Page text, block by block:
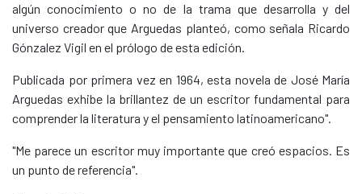
algún conocimiento o no de la trama que desarrolla y del
universo creador que Arguedas planteó, como señala Ricardo
Gónzalez Vigil en el prólogo de esta edición.
Publicada por primera vez en 1964, esta novela de José María
Arguedas exhibe la brillantez de un escritor fundamental para
comprender la literatura y el pensamiento latinoamericano".
"Me parece un escritor muy importante que creó espacios. Es
un punto de referencia".